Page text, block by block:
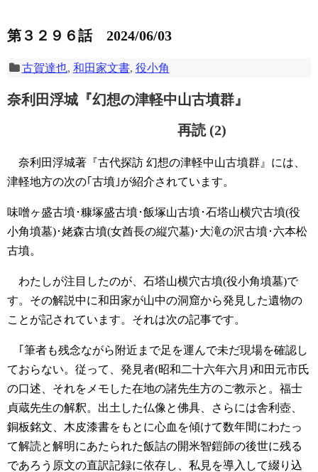
第３２９６話 2024/06/03
古賀達也, 和田家文書, 役小角
奈利田浮城『幻想の津軽中山古墳群』
再読 (2)
奈利田浮城著『古代探訪 幻想の津軽中山古墳群』には、
津軽地方の次の｢古墳｣が紹介されています。
味噌ヶ盛古墳･糠塚盛古墳･飯塚山古墳･石塔山横穴古墳(役
小角墳墓)･姥森古墳(女酋長の縦穴墓)･大滝の沢古墳･六本松
古墳。
わたしが注目したのが、石塔山横穴古墳(役小角墳墓)で
す。その解説中に和田家が山中の洞窟から発見した遺物の
ことが記されています。それは次の記事です。
｢筆者も残念ながら附近まで足を運んで未だ現場を確認し
ておらない。従って、発見者(昭和二十六年六月)和田元市氏
の口述、それをメモした在地の諸先生方のご教示と。福士
貞蔵先生の解釈。出土した仏像と佛具、さらには舎利壺、
銅板銘文、木皮漆書をもとに心血を傾けて数年間にわたっ
て解読と解明にあたられた飯詰の開米智鎧師の後世に残る
であろう原文の直訳記録に依存し、私見を導入して綴り込